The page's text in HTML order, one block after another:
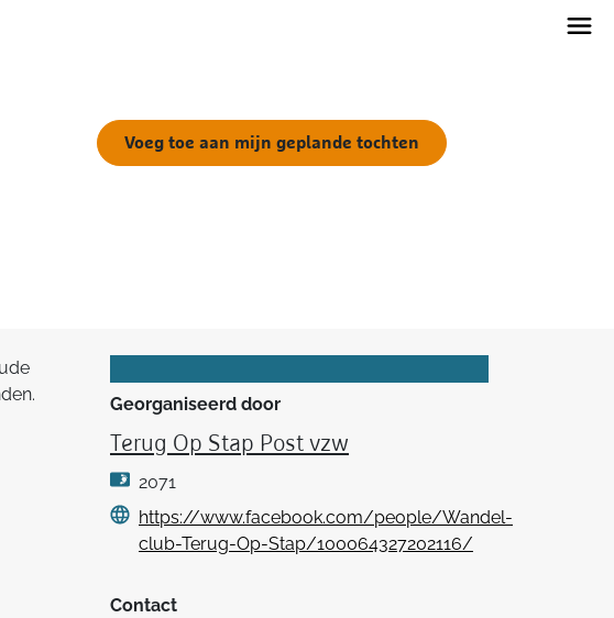
Voeg toe aan mijn geplande tochten
Georganiseerd door
Terug Op Stap Post vzw
2071
https://www.facebook.com/people/Wandel-
club-Terug-Op-Stap/100064327202116/
Contact